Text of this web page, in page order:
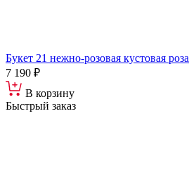
Букет 21 нежно-розовая кустовая роза
7 190 ₽
В корзину
Быстрый заказ